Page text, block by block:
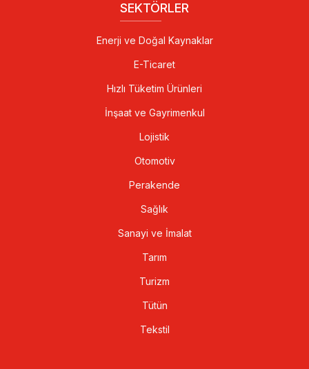
SEKTÖRLER
Enerji ve Doğal Kaynaklar
E-Ticaret
Hızlı Tüketim Ürünleri
İnşaat ve Gayrimenkul
Lojistik
Otomotiv
Perakende
Sağlık
Sanayi ve İmalat
Tarım
Turizm
Tütün
Tekstil